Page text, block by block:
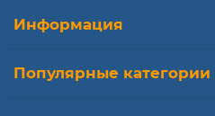
Информация
Популярные категории